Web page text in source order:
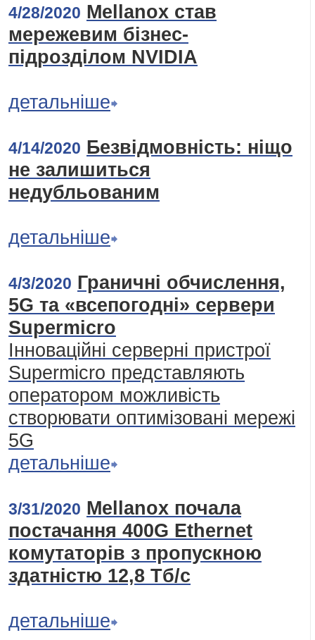
4/28/2020 Mellanox став
мережевим бізнес-
підрозділом NVIDIA
детальніше
4/14/2020 Безвідмовність: ніщо
не залишиться
недубльованим
детальніше
4/3/2020 Граничні обчислення,
5G та «всепогодні» сервери
Supermicro
Інноваційні серверні пристрої
Supermicro представляють
оператором можливість
створювати оптимізовані мережі
5G
детальніше
3/31/2020 Mellanox почала
постачання 400G Ethernet
комутаторів з пропускною
здатністю 12,8 Тб/с
детальніше